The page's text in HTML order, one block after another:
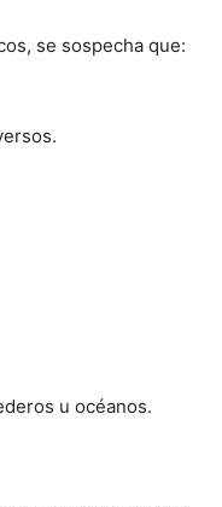
se sospecha que:
u océanos.